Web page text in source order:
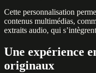
Cette personnalisation
contenus multimédias,
extraits audio, qui
Une expérience
originaux